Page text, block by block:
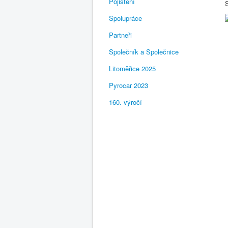
Spolupráce
Partneři
Společník a Společnice
Litoměřice 2025
Pyrocar 2023
160. výročí